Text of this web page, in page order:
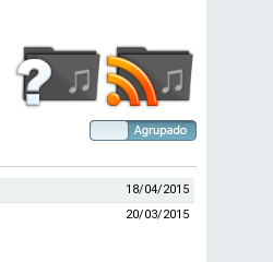
18/04/2015
20/03/2015